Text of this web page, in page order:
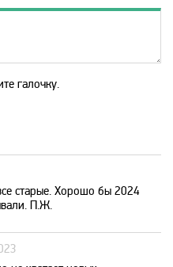
галочку.
старые. Хорошо бы 2024
П.Ж.